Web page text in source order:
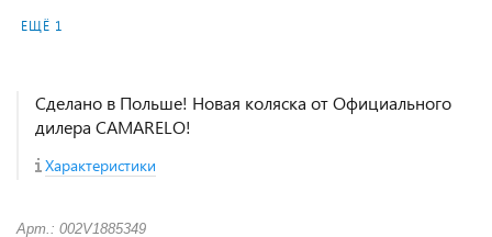
ЕЩЁ 1
Сделано в Польше! Новая коляска от Официального
дилера CAMARELO!
Характеристики
Арт.: 002V1885349